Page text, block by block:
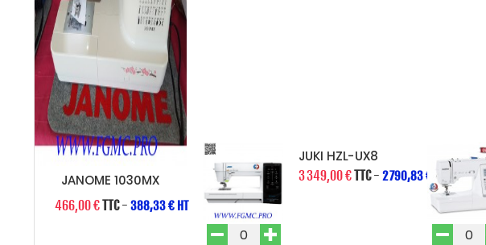
JANOME 1030MX
466,00 €TTC- 388,33 € HT
JUKI HZL-UX8
3 349,00 €TTC-2 790,83 € HT